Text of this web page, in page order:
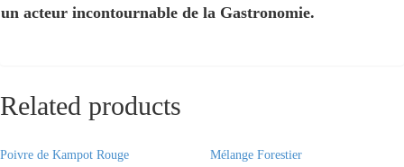
un acteur incontournable de la Gastronomie.
Related products
Poivre de Kampot Rouge Mélange Forestier